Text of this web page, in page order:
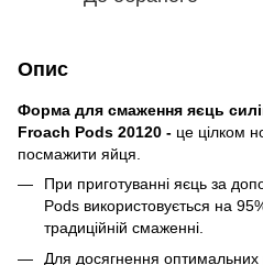
Опис
Форма для смаження яєць
Froach Pods 20120 - це цілком
посмажити яйця.
При приготуванні яєць за
Pods використовується на
традиційній смаженні.
Для досягнення оптимальних